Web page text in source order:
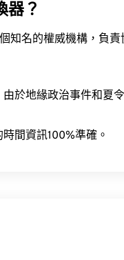
器？
知名的權威機構，負
於地緣政治事件和夏
間資訊100%準確。